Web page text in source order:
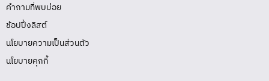
คำถามที่พบบ่อย
ช้อปปิ้งลิสต์
นโยบายความเป็นส่วนตัว
นโยบายคุกกี้